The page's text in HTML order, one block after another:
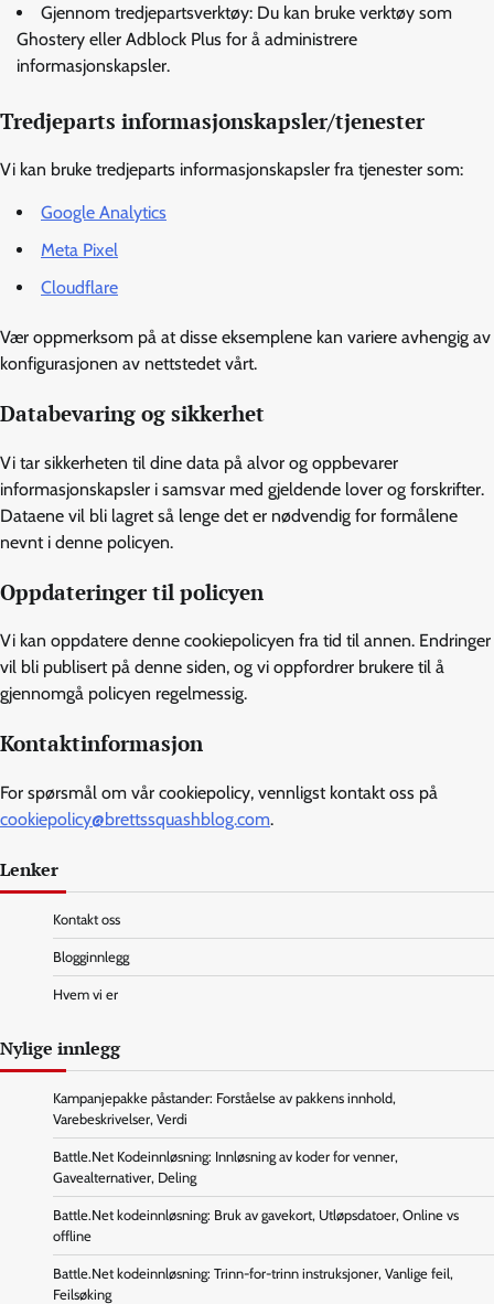
Gjennom tredjepartsverktøy: Du kan bruke verktøy som
Ghostery eller Adblock Plus for å administrere
informasjonskapsler.
Tredjeparts informasjonskapsler/tjenester
Vi kan bruke tredjeparts informasjonskapsler fra tjenester som:
Google Analytics
Meta Pixel
Cloudflare
Vær oppmerksom på at disse eksemplene kan variere avhengig av
konfigurasjonen av nettstedet vårt.
Databevaring og sikkerhet
Vi tar sikkerheten til dine data på alvor og oppbevarer
informasjonskapsler i samsvar med gjeldende lover og forskrifter.
Dataene vil bli lagret så lenge det er nødvendig for formålene
nevnt i denne policyen.
Oppdateringer til policyen
Vi kan oppdatere denne cookiepolicyen fra tid til annen. Endringer
vil bli publisert på denne siden, og vi oppfordrer brukere til å
gjennomgå policyen regelmessig.
Kontaktinformasjon
For spørsmål om vår cookiepolicy, vennligst kontakt oss på
cookiepolicy@brettssquashblog.com.
Lenker
Kontakt oss
Blogginnlegg
Hvem vi er
Nylige innlegg
Kampanjepakke påstander: Forståelse av pakkens innhold,
Varebeskrivelser, Verdi
Battle.Net Kodeinnløsning: Innløsning av koder for venner,
Gavealternativer, Deling
Battle.Net kodeinnløsning: Bruk av gavekort, Utløpsdatoer, Online vs
offline
Battle.Net kodeinnløsning: Trinn-for-trinn instruksjoner, Vanlige feil,
Feilsøking